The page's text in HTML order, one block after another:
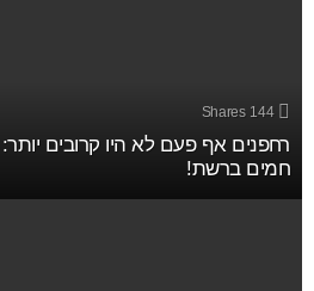
144
Shares
רחפנים אף פעם לא היו קרובים
חמים ברשת!